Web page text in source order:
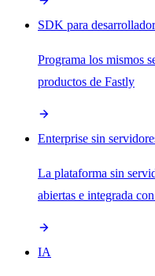
SDK para
Programa los mismos
productos de Fastly
Enterprise sin
La plataforma sin
abiertas e integrada
IA